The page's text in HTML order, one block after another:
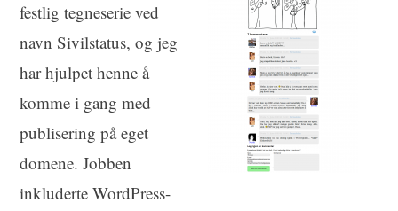
festlig tegneserie ved
navn Sivilstatus, og jeg
har hjulpet henne å
komme i gang med
publisering på eget
domene. Jobben
inkluderte WordPress-